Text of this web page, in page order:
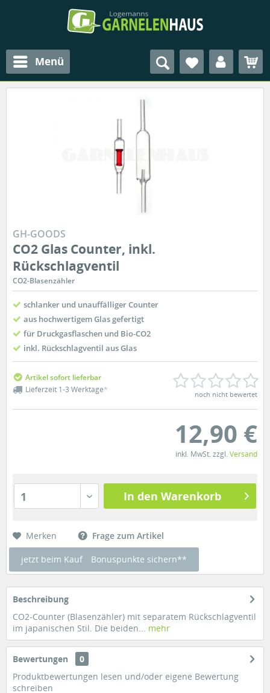
Menü
GH-GOODS
CO2 Glas Counter, inkl.
Rückschlagventil
CO2-Blasenzähler
schlanker und unauffälliger Counter
aus hochwertigem Glas gefertigt
für Druckgasflaschen und Bio-CO2
inkl. Rückschlagventil aus Glas
Artikel sofort lieferbar
Lieferzeit 1-3 Werktage* noch nicht bewertet
12,90 €
inkl. MwSt. zzgl. Versand
1 In den Warenkorb
Merken Frage zum Artikel
jetzt beim Kauf Bonuspunkte sichern**
Beschreibung
CO2-Counter (Blasenzähler) mit separatem Rückschlagventil
im japanischen Stil. Die beiden... mehr
Bewertungen
0
Produktbewertungen lesen und/oder eigene Bewertung
schreiben